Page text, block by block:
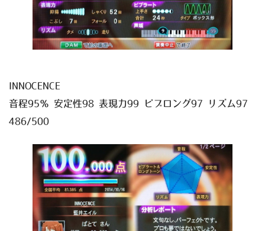
INNOCENCE
音程95％ 安定性98 表現力99 ビブロング97 リズム97
486/500